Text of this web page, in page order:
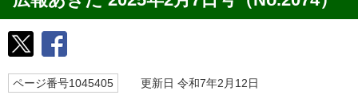
ページ番号1045405 更新日 令和7年2月12日